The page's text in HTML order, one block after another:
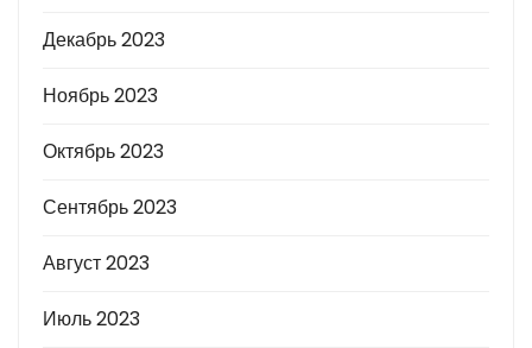
Декабрь 2023
Ноябрь 2023
Октябрь 2023
Сентябрь 2023
Август 2023
Июль 2023